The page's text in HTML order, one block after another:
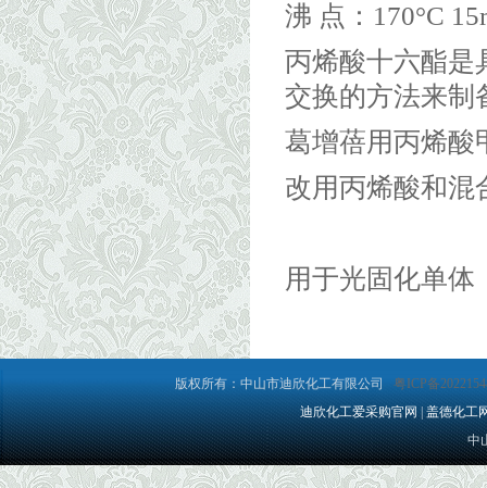
沸 点： 170°C
丙烯酸十六酯是
交换的方法来制
葛增蓓用丙烯酸
改用丙烯酸和混
用于光固化单体
版权所有：中山市迪欣化工有限公司 粤ICP备
迪欣化工爱采购官网
盖德化工
中